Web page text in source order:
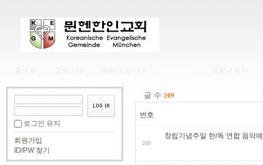
로그인 유지
회원가입
ID/PW 찾기
글 수 209
번호
209
창립기념주일 한/독 연합 음악